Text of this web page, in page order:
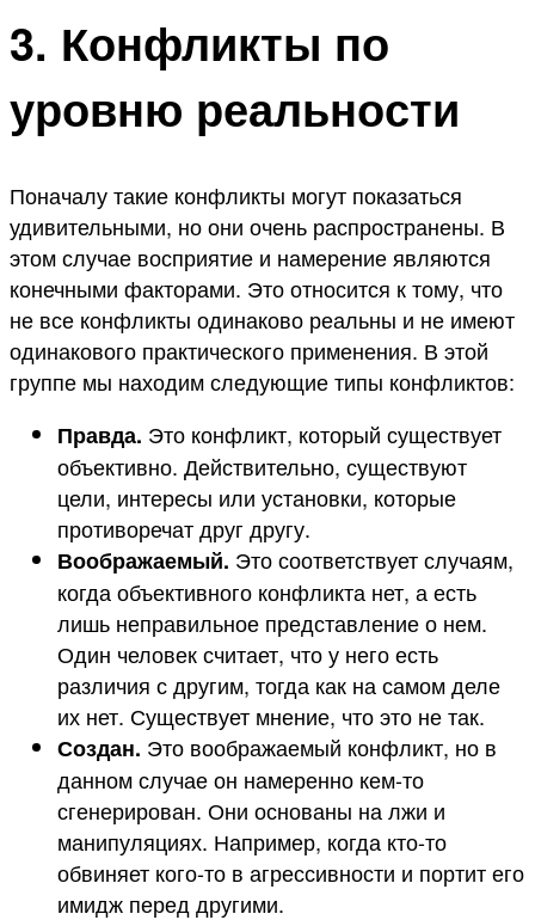
3. Конфликты по
уровню реальности
Поначалу такие конфликты могут показаться
удивительными, но они очень распространены. В
этом случае восприятие и намерение являются
конечными факторами. Это относится к тому, что
не все конфликты одинаково реальны и не имеют
одинакового практического применения. В этой
группе мы находим следующие типы конфликтов:
Правда. Это конфликт, который существует
объективно. Действительно, существуют
цели, интересы или установки, которые
противоречат друг другу.
Воображаемый. Это соответствует случаям,
когда объективного конфликта нет, а есть
лишь неправильное представление о нем.
Один человек считает, что у него есть
различия с другим, тогда как на самом деле
их нет. Существует мнение, что это не так.
Создан. Это воображаемый конфликт, но в
данном случае он намеренно кем-то
сгенерирован. Они основаны на лжи и
манипуляциях. Например, когда кто-то
обвиняет кого-то в агрессивности и портит его
имидж перед другими.